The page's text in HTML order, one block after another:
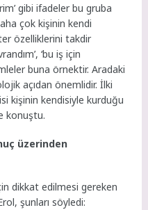
gibi ifadeler bu gruba
çok kişinin kendi
özelliklerini takdir
‘bu iş için
buna örnektir. Aradaki
açıdan önemlidir. İlki
kişinin kendisiyle kurduğu
konuştu.
üzerinden
dikkat edilmesi gereken
şunları söyledi: